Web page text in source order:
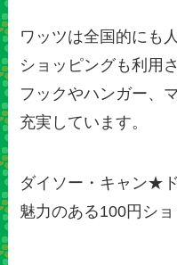
ワッツは全国的にも
ショッピングも利用
フックやハンガー、
充実しています。
ダイソー・キャン★
魅力のある100円シ